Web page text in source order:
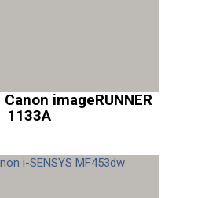
imageRUNNER
1133A